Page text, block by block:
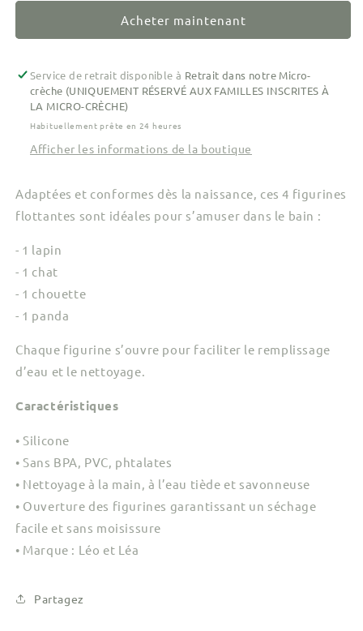
-
Beige
bain
-
Beige
Acheter maintenant
Service de retrait disponible à Retrait dans notre Micro-
crèche (UNIQUEMENT RÉSERVÉ AUX FAMILLES INSCRITES À
LA MICRO-CRÈCHE)
Habituellement prête en 24 heures
Afficher les informations de la boutique
Adaptées et conformes dès la naissance, ces 4 figurines
flottantes sont idéales pour s’amuser dans le bain :
- 1 lapin
- 1 chat
- 1 chouette
- 1 panda
Chaque figurine s’ouvre pour faciliter le remplissage
d’eau et le nettoyage.
Caractéristiques
• Silicone
• Sans BPA, PVC, phtalates
• Nettoyage à la main, à l’eau tiède et savonneuse
• Ouverture des figurines garantissant un séchage
facile et sans moisissure
• Marque : Léo et Léa
Partagez